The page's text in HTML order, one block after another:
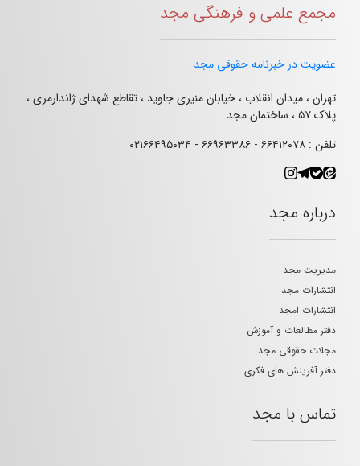
مجمع علمی و فرهنگی مجد
عضویت در خبرنامه حقوقی مجد
تهران ، میدان انقلاب ، خیابان منیری جاوید ، تقاطع شهدای ژاندارمری ،
پلاک ۵۷ ، ساختمان مجد
تلفن : ۶۶۴۱۲۰۷۸ - ۶۶۹۶۳۳۸۶ - ۰۲۱۶۶۴۹۵۰۳۴
درباره مجد
مدیریت مجد
انتشارات مجد
انتشارات امجد
دفتر مطالعات و آموزش
مجلات حقوقی مجد
دفتر آفرینش های فکری
تماس با مجد